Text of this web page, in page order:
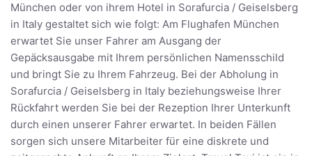
München oder von ihrem Hotel in Sorafurcia / Geiselsberg
in Italy gestaltet sich wie folgt: Am Flughafen München
erwartet Sie unser Fahrer am Ausgang der
Gepäcksausgabe mit Ihrem persönlichen Namensschild
und bringt Sie zu Ihrem Fahrzeug. Bei der Abholung in
Sorafurcia / Geiselsberg in Italy beziehungsweise Ihrer
Rückfahrt werden Sie bei der Rezeption Ihrer Unterkunft
durch einen unserer Fahrer erwartet. In beiden Fällen
sorgen sich unsere Mitarbeiter für eine diskrete und